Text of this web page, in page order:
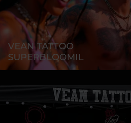
VEAN TATTOO
SUPERBLOOMIL